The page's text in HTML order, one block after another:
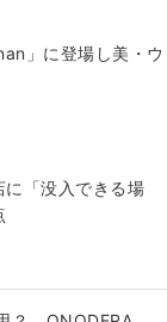
」に登場し美・ウ
「没入できる場